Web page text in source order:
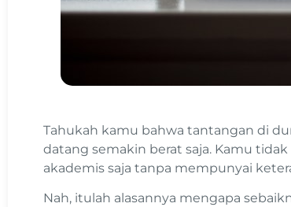
Tahukah kamu bahwa tantangan di
datang semakin berat saja. Kamu
akademis saja tanpa mempunyai
Nah, itulah alasannya mengapa